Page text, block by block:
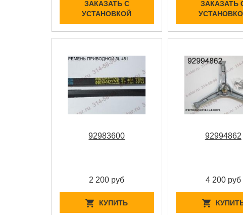
ЗАКАЗАТЬ С
УСТАНОВКОЙ
ЗАКАЗАТЬ
92983600
2 200 руб
КУПИТЬ
92994862
4 200 руб